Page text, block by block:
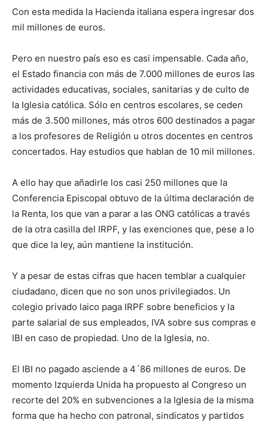
Con esta medida la Hacienda italiana espera ingresar dos
mil millones de euros.
Pero en nuestro país eso es casi impensable. Cada año,
el Estado financia con más de 7.000 millones de euros las
actividades educativas, sociales, sanitarias y de culto de
la Iglesia católica. Sólo en centros escolares, se ceden
más de 3.500 millones, más otros 600 destinados a pagar
a los profesores de Religión u otros docentes en centros
concertados. Hay estudios que hablan de 10 mil millones.
A ello hay que añadirle los casi 250 millones que la
Conferencia Episcopal obtuvo de la última declaración de
la Renta, los que van a parar a las ONG católicas a través
de la otra casilla del IRPF, y las exenciones que, pese a lo
que dice la ley, aún mantiene la institución.
Y a pesar de estas cifras que hacen temblar a cualquier
ciudadano, dicen que no son unos privilegiados. Un
colegio privado laico paga IRPF sobre beneficios y la
parte salarial de sus empleados, IVA sobre sus compras e
IBI en caso de propiedad. Uno de la Iglesia, no.
El IBI no pagado asciende a 4´86 millones de euros. De
momento Izquierda Unida ha propuesto al Congreso un
recorte del 20% en subvenciones a la Iglesia de la misma
forma que ha hecho con patronal, sindicatos y partidos